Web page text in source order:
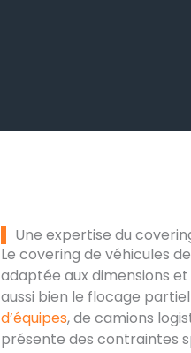
Une expertise du
Le covering de véhicules
adaptée aux dimensions et
aussi bien le flocage
d’équipes, de camions
présente des contraintes